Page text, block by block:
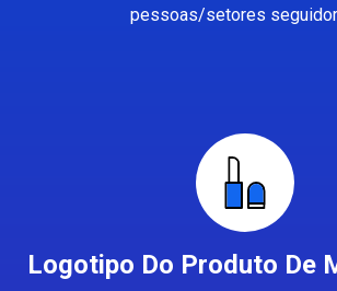
pessoas/setores
Logotipo Do Produto De